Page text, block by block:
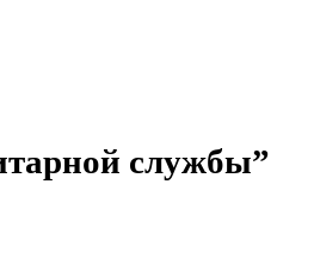
службы”